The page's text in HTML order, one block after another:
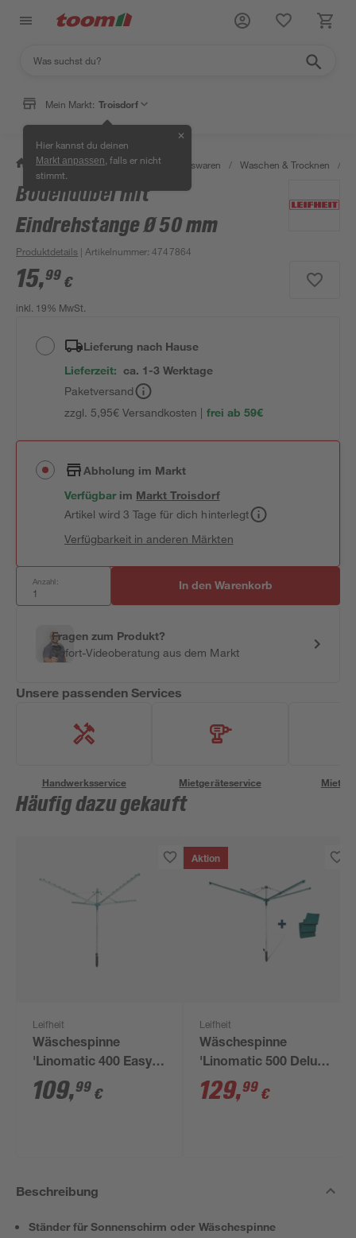
Mein Markt: Troisdorf
Hier kannst du deinen
Markt anpassen , falls er nicht
stimmt.
✕
/ Wohnen & Haushalt / Haushaltswaren / Waschen & Trocknen /
Bestseller
Bodendübel mit
Eindrehstange Ø 50 mm
Produktdetails | Artikelnummer:4747864
15,99 €
inkl. 19% MwSt.
Lieferung nach Hause
Lieferzeit: ca. 1-3 Werktage
Paketversand
zzgl. 5,95€ Versandkosten | frei ab 59€
Abholung im Markt
Verfügbar im MarktTroisdorf
Artikel wird 3 Tage für dich hinterlegt
Verfügbarkeit in anderen Märkten
Anzahl: In den Warenkorb
Fragen zum Produkt?
Sofort-Videoberatung aus dem Markt
Unsere passenden Services
Handwerksservice Mietgeräteservice
Häufig dazu gekauft
Leifheit
Wäschespinne
'Linomatic 400 Easy'
40 m
109,99 €
Aktion
Leifheit
Wäschespinne
'Linomatic 500 Deluxe
Cover' 50 m
Trockenlänge
129,99 €
Beschreibung
Ständer für Sonnenschirm oder Wäschespinne